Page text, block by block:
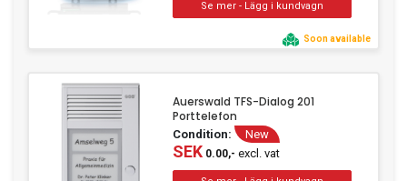
Soon available
Auerswald TFS-Dialog 201
Porttelefon
Condition: New
SEK0.00,- excl. vat